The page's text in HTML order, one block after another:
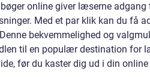
online giver læserne
Med et par klik kan du få
bekvemmelighed og
til en populær destination for
før du kaster dig ud i din